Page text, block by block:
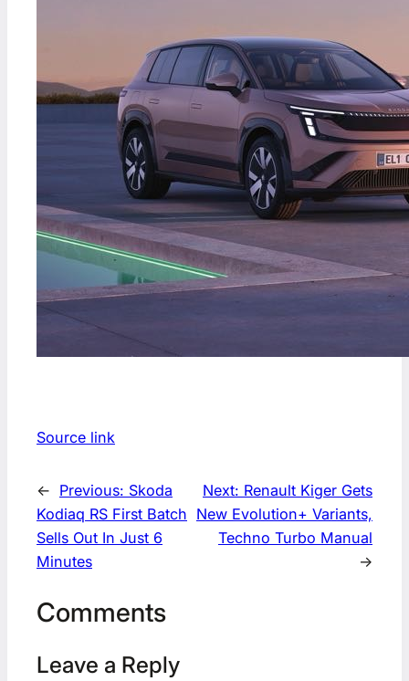
Source link
← Previous: Skoda
Kodiaq RS First Batch
Sells Out In Just 6
Minutes
Next: Renault Kiger Gets
New Evolution+ Variants,
Techno Turbo Manual
→
Comments
Leave a Reply